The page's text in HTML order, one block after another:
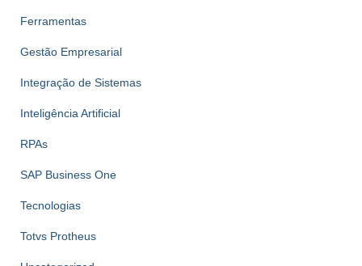
Ferramentas
Gestão Empresarial
Integração de Sistemas
Inteligência Artificial
RPAs
SAP Business One
Tecnologias
Totvs Protheus